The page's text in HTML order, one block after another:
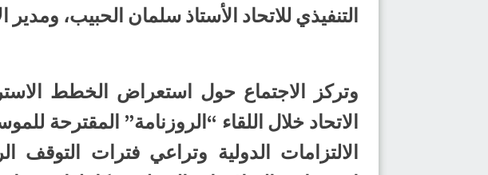
التنفيذي للاتحاد الأستاذ سلمان الحبيب،
وتركز الاجتماع حول استعراض الخطط
الاتحاد خلال اللقاء “الروزنامة” المقترحة
الالتزامات الدولية وتراعي فترات